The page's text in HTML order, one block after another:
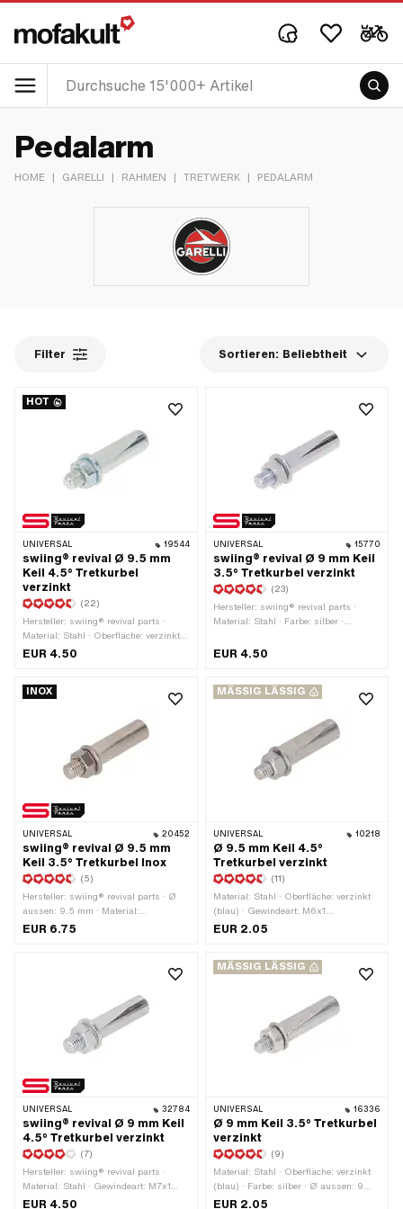
Pedalarm
HOME | GARELLI | RAHMEN | TRETWERK | PEDALARM
Filter Sortieren: Beliebtheit
HOT
UNIVERSAL 19544
swiing® revival Ø 9.5 mm
Keil 4.5° Tretkurbel
verzinkt
(22)
Hersteller: swiing® revival parts ·
Material: Stahl · Oberfläche: verzinkt
(blau) · Farbe: silber · Gewindeart:
Gesamtlänge: 43 mm
EUR 4.50
UNIVERSAL 15770
swiing® revival Ø 9 mm Keil
3.5° Tretkurbel verzinkt
(23)
Hersteller: swiing® revival parts ·
Material: Stahl · Farbe: silber ·
Gewindeart: M7x1 (Standardgewinde)
EUR 4.50
INOX
UNIVERSAL 20452
swiing® revival Ø 9.5 mm
Keil 3.5° Tretkurbel Inox
(5)
Hersteller: swiing® revival parts · Ø
aussen: 9.5 mm · Material:
Chromstahl (umgangssprachlich
Kurbelkeil: 3.5° · Gesamtlänge: 44 mm
EUR 6.75
MÄSSIG LÄSSIG
UNIVERSAL 10218
Ø 9.5 mm Keil 4.5°
Tretkurbel verzinkt
(11)
Material: Stahl · Oberfläche: verzinkt
(blau) · Gewindeart: M6x1
(Standardgewinde) · Farbe: silber ·
mm
EUR 2.05
UNIVERSAL 32784
swiing® revival Ø 9 mm Keil
4.5° Tretkurbel verzinkt
(7)
Hersteller: swiing® revival parts ·
Material: Stahl · Gewindeart: M7x1
(Standardgewinde) · Farbe: silber · Ø
EUR 4.50
MÄSSIG LÄSSIG
UNIVERSAL 16336
Ø 9 mm Keil 3.5° Tretkurbel
verzinkt
(9)
Material: Stahl · Oberfläche: verzinkt
(blau) · Farbe: silber · Ø aussen: 9
mm · Gewindeart: M6x1
EUR 2.05